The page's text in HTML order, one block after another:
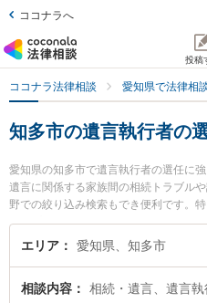
ココナラへ
投稿
ココナラ法律相談 愛知県で法律相
知多市の遺言執行者の
愛知県の知多市で遺言執行者の選任に
遺言に関係する家族間の相続トラブル
野での絞り込み検索もでき便利です。
士のプロフィール情報や弁護士費用、
で土日や夜間に発生した遺言執行者の
士に相談予約したい』などでお困りの
エリア 愛知県、知多市
相談内容 相続・遺言、遺言